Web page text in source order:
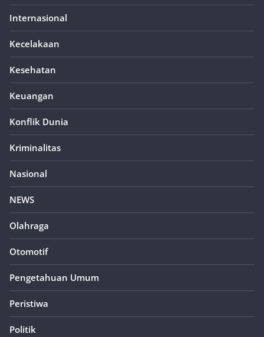
Internasional
Kecelakaan
Kesehatan
Keuangan
Konflik Dunia
Kriminalitas
Nasional
NEWS
Olahraga
Otomotif
Pengetahuan Umum
Peristiwa
Politik